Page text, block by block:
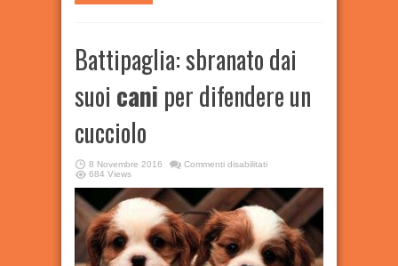
Battipaglia: sbranato dai
suoi cani per difendere un
cucciolo
8 Novembre 2016 Commenti disabilitatisu
dai
suoi
cani
per
difendere
un
cucciolo
684 Views